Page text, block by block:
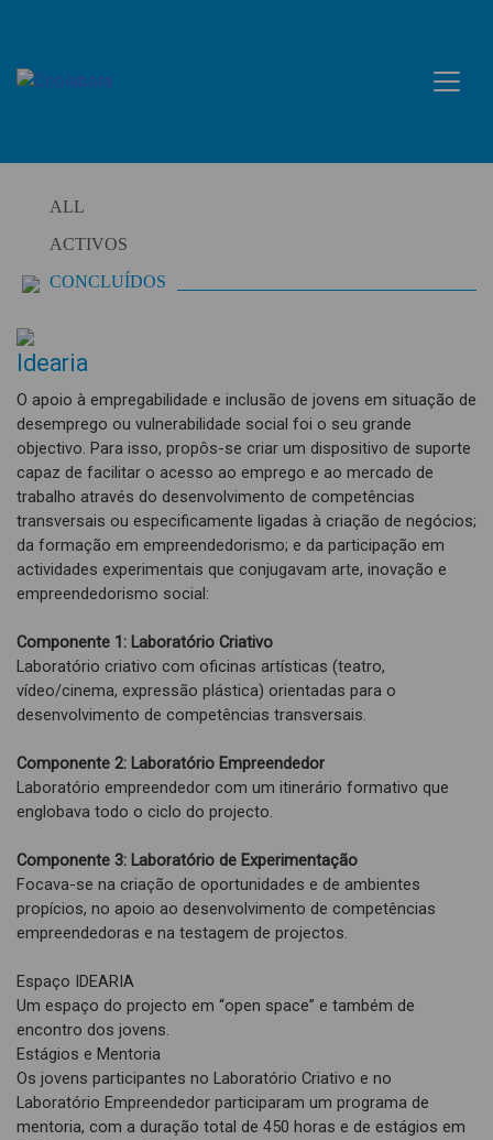
content
ALL
ACTIVOS
CONCLUÍDOS
Idearia
O apoio à empregabilidade e inclusão de jovens em situação de
desemprego ou vulnerabilidade social foi o seu grande
objectivo. Para isso, propôs-se criar um dispositivo de suporte
capaz de facilitar o acesso ao emprego e ao mercado de
trabalho através do desenvolvimento de competências
transversais ou especificamente ligadas à criação de negócios;
da formação em empreendedorismo; e da participação em
actividades experimentais que conjugavam arte, inovação e
empreendedorismo social:
Componente 1: Laboratório Criativo
Laboratório criativo com oficinas artísticas (teatro,
vídeo/cinema, expressão plástica) orientadas para o
desenvolvimento de competências transversais.
Componente 2: Laboratório Empreendedor
Laboratório empreendedor com um itinerário formativo que
englobava todo o ciclo do projecto.
Componente 3: Laboratório de Experimentação
Focava-se na criação de oportunidades e de ambientes
propícios, no apoio ao desenvolvimento de competências
empreendedoras e na testagem de projectos.
Espaço IDEARIA
Um espaço do projecto em “open space” e também de
encontro dos jovens.
Estágios e Mentoria
Os jovens participantes no Laboratório Criativo e no
Laboratório Empreendedor participaram um programa de
mentoria, com a duração total de 450 horas e de estágios em